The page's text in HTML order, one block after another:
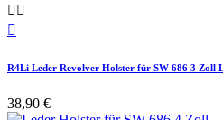
 

R4Li Leder Revolver Holster für SW 686 3 Zoll
38,90 €